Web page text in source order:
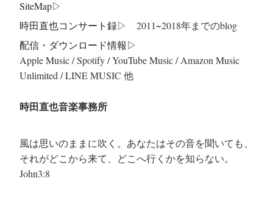
SiteMap▷
時田直也コンサート録▷ 2011~2018年までのblog
配信・ダウンロード情報▷
Apple Music / Spotify / YouTube Music / Amazon Music
Unlimited / LINE MUSIC 他
時田直也音楽事務所
風は思いのままに吹く。あなたはその音を聞いても、
それがどこから来て、どこへ行くかを知らない。
John3:8